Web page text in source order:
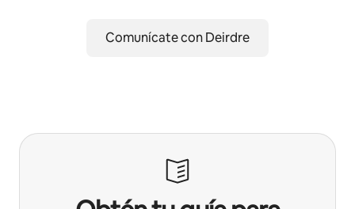
Comunícate con Deirdre